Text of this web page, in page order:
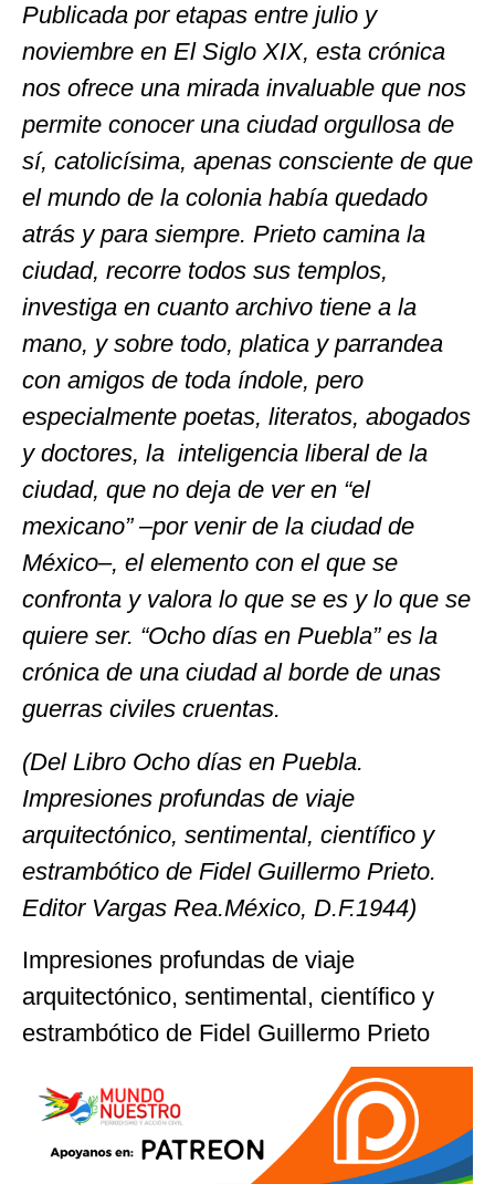
Publicada por etapas entre julio y
noviembre en El Siglo XIX, esta crónica
nos ofrece una mirada invaluable que nos
permite conocer una ciudad orgullosa de
sí, catolicísima, apenas consciente de que
el mundo de la colonia había quedado
atrás y para siempre. Prieto camina la
ciudad, recorre todos sus templos,
investiga en cuanto archivo tiene a la
mano, y sobre todo, platica y parrandea
con amigos de toda índole, pero
especialmente poetas, literatos, abogados
y doctores, la inteligencia liberal de la
ciudad, que no deja de ver en “el
mexicano” –por venir de la ciudad de
México–, el elemento con el que se
confronta y valora lo que se es y lo que se
quiere ser. “Ocho días en Puebla” es la
crónica de una ciudad al borde de unas
guerras civiles cruentas.
(Del Libro Ocho días en Puebla.
Impresiones profundas de viaje
arquitectónico, sentimental, científico y
estrambótico de Fidel Guillermo Prieto.
Editor Vargas Rea.México, D.F.1944)
Impresiones profundas de viaje
arquitectónico, sentimental, científico y
estrambótico de Fidel Guillermo Prieto